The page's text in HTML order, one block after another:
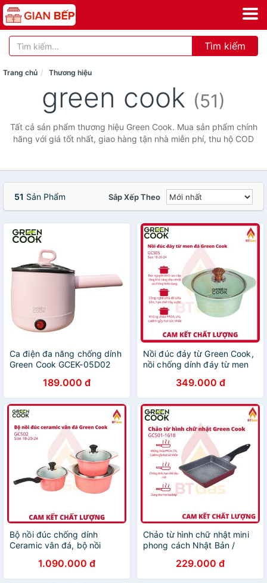
Tìm kiếm
Trang chủ Thương hiệu
green cook (51)
Tất cả sản phẩm thương hiệu Green Cook. Mua sản phẩm chính
hãng với giá tốt nhất, giao hàng tận nhà miễn phí, thu hộ COD
51 Sản Phẩm Sắp Xếp Theo
Ca điện đa năng chống dính
Green Cook GCEK-05D02
lẩu mini, đun nước, nấu cơm
189.000 đ
Nồi đúc đáy từ Green Cook,
nồi chống dính đáy từ men
349.000 đ
Bộ nồi đúc chống dính
Ceramic vân đá, bộ nồi
Green Cook GCS02 Size 18 -
20 - 24
1.090.000 đ
Chảo từ hình chữ nhật mini
phong cách Nhật Bản /
dụng chống dính Green
Cook
229.000 đ